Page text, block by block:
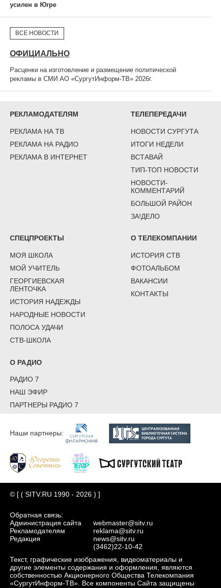
усилен в Югре
ВСЕ НОВОСТИ
ОФИЦИАЛЬНО
Расценки на изготовление и размещение политической
рекламы в СМИ АО «СургутИнформ-ТВ» 2026г.
РЕКЛАМОДАТЕЛЯМ
РЕКЛАМА НА ТВ
РЕКЛАМА НА РАДИО
РЕКЛАМА В ИНТЕРНЕТ
ТЕЛЕПЕРЕДАЧИ
НОВОСТИ СУРГУТА
ИТОГИ НЕДЕЛИ
ВСТАВАЙ
ТИП-ТОП НОВОСТИ
НОВОСТИ-
КОММЕНТАРИЙ
БОЛЬШОЙ РАЙОН
ЗА!ДЕЛО
СПЕЦПРОЕКТЫ
МОЯ ШКОЛА
МОЙ УЧИТЕЛЬ
ГЕОРГИЕВСКАЯ
ЛЕНТОЧКА
ИСТОРИЯ НАДЕЖДЫ
НАРОДНЫЕ НОВОСТИ
ПОЛОСА УДАЧИ
СТВ-ШКОЛА
О ТЕЛЕКОМПАНИИ
ИСТОРИЯ СТВ
ФОТОАЛЬБОМ
ВАКАНСИИ
КОНТАКТЫ
О РАДИО
РАДИО 7
НАШ ЭФИР
ПАРТНЕРЫ РАДИО 7
Наши партнеры:
© [ ( SITV.RU 1990 - 2026 ) ]
Обратная связь:
Администрация сайта
Рекламодателям
Редакция
webmaster@sitv.ru
reklama@sitv.ru
news@sitv.ru
(3462)22-10-42
Текст, графические изображения, видеоматериалы и
другие элементы содержания и оформления, являются
собственностью Акционерного Общества Телекомпания
«СургутИнформ-ТВ». Все компоненты Сайта защищены